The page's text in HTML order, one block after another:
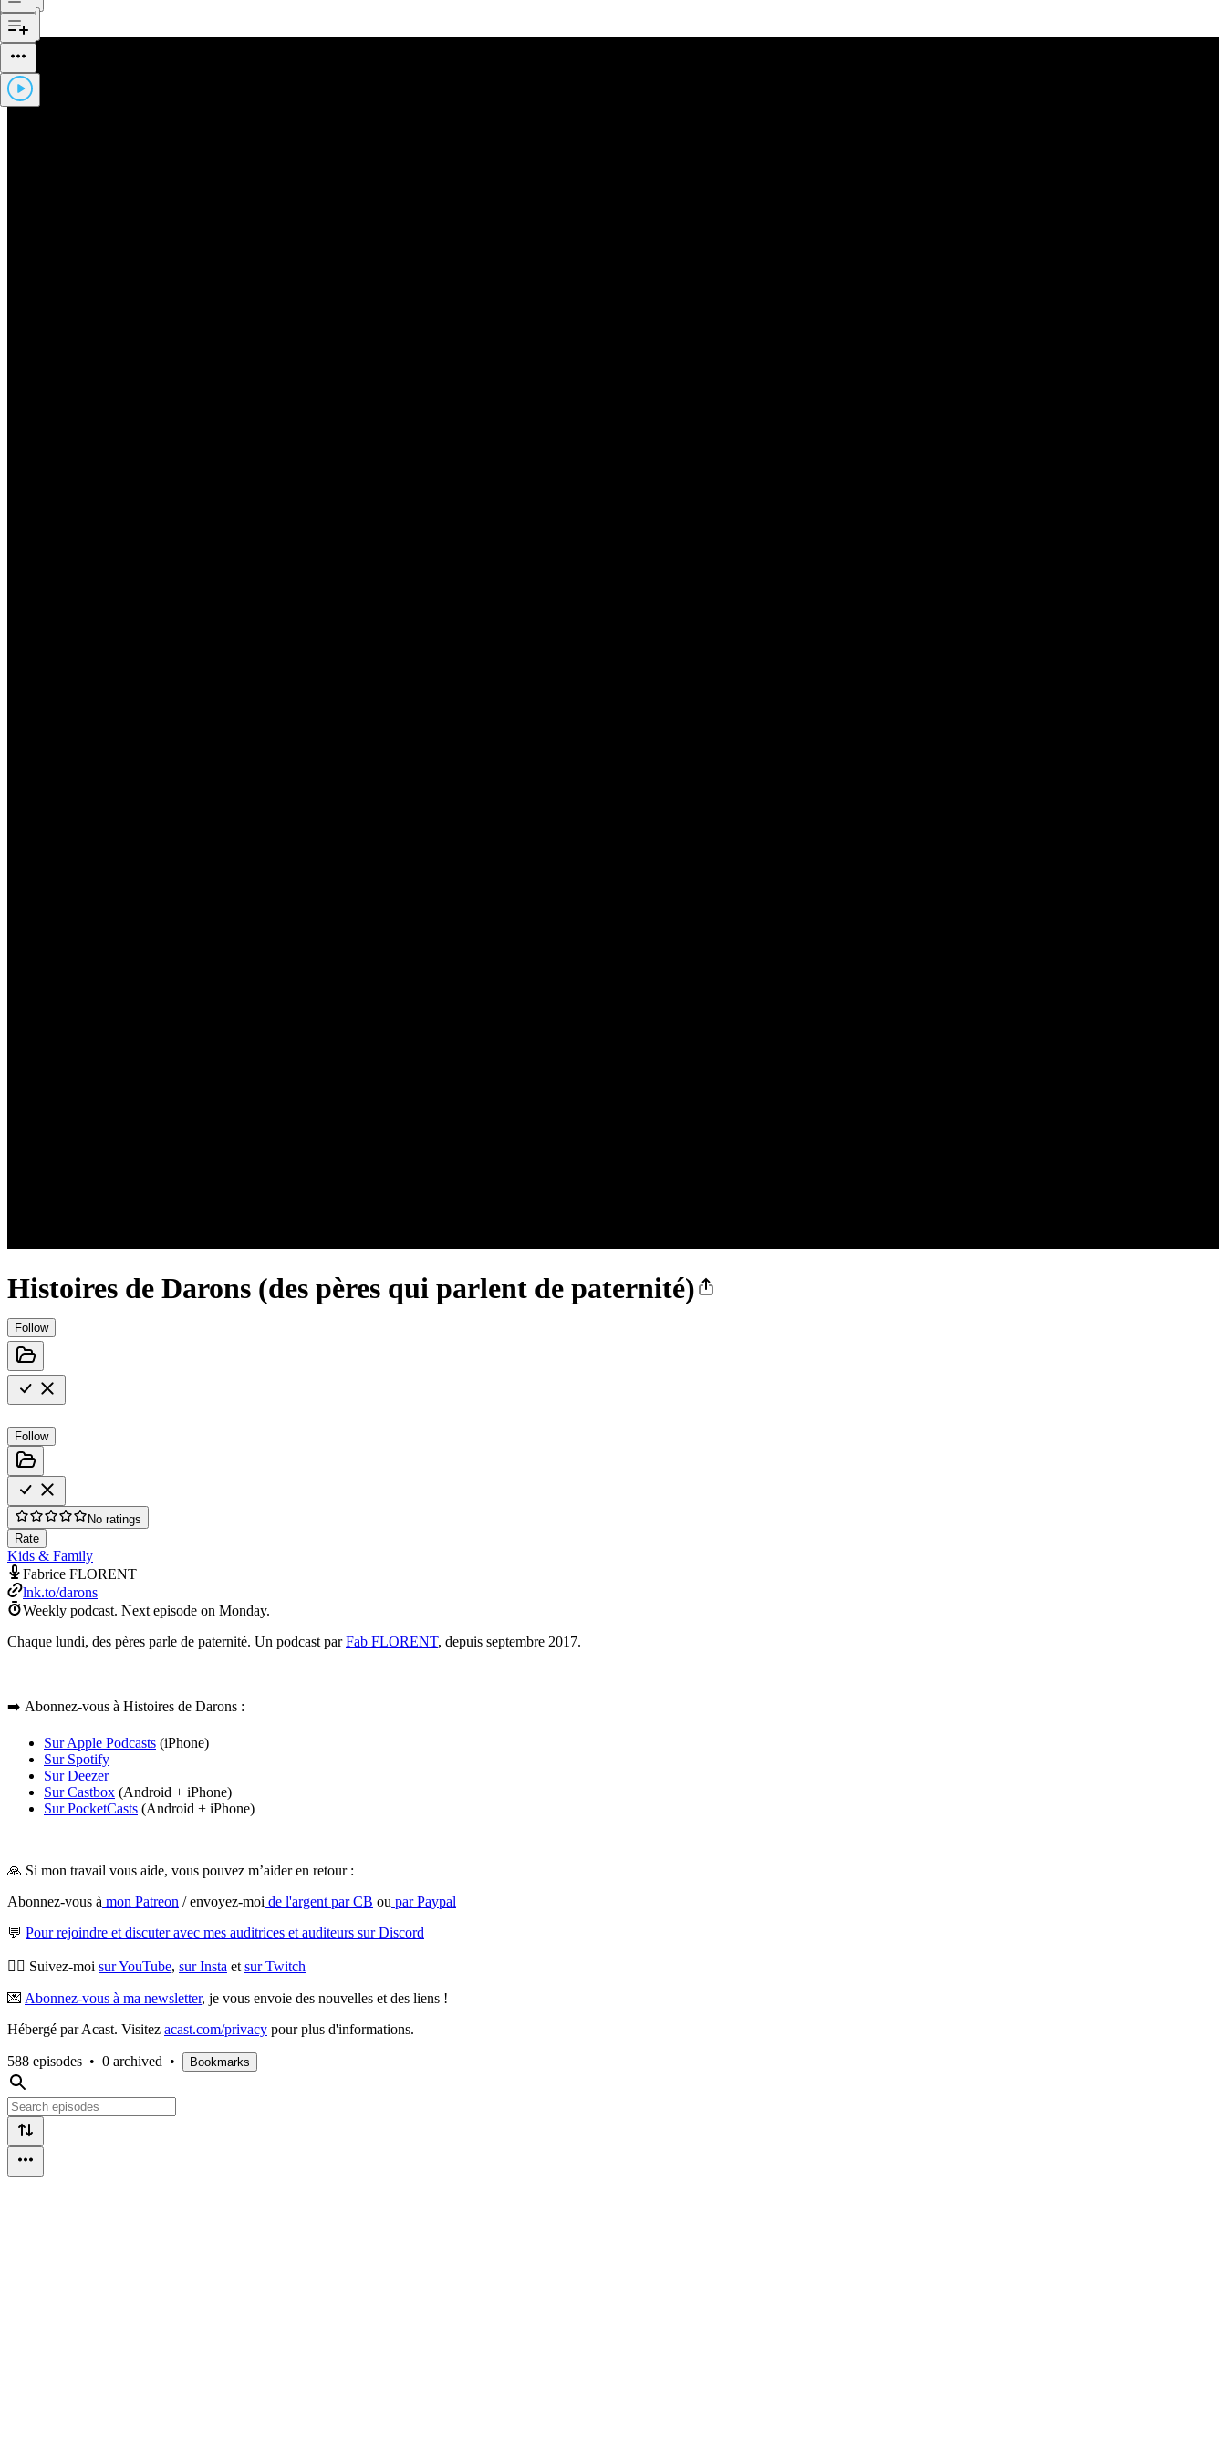
Histoires de Darons (des pères qui parlent de paternité)
Follow
Follow
No ratings
Rate
Kids & Family
Fabrice FLORENT
lnk.to/darons
Weekly podcast. Next episode on Monday.
Chaque lundi, des pères parle de paternité. Un podcast parFab FLORENT, depuis septembre 2017.
➡️ Abonnez-vous à Histoires de Darons :
Sur Apple Podcasts (iPhone)
Sur Spotify
Sur Deezer
Sur Castbox (Android + iPhone)
Sur PocketCasts (Android + iPhone)
🙏 Si mon travail vous aide, vous pouvez m’aider en retour :
Abonnez-vous à mon Patreon / envoyez-moi de l'argent par CB ou par Paypal
💬 Pour rejoindre et discuter avec mes auditrices et auditeurs sur Discord
💁‍♂️ Suivez-moi sur YouTube, sur Insta et sur Twitch
💌 Abonnez-vous à ma newsletter, je vous envoie des nouvelles et des liens !
Hébergé par Acast. Visitez acast.com/privacy pour plus d'informations.
588 episodes • 0 archived • Bookmarks